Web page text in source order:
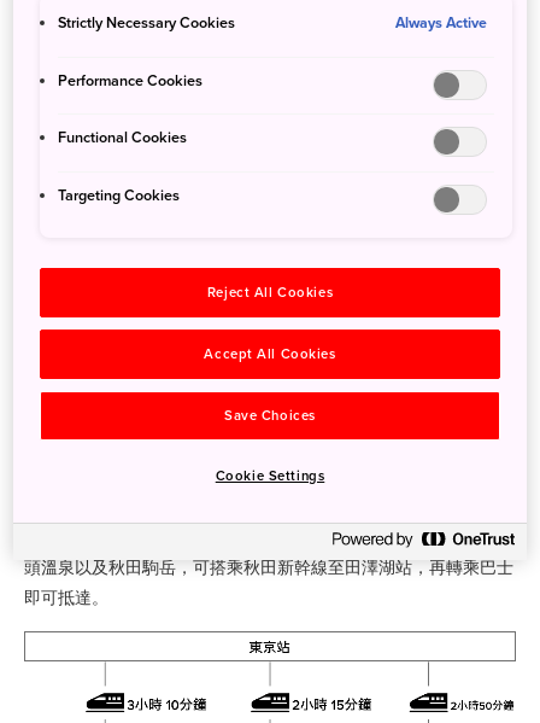
十和田八幡平國家公園位於日本東北地區的北部，遊客能在此享受
森林健行之旅、鄉村溫泉浴和以秋色聞名的壯麗景觀。這座公園橫
跨青森、秋田和岩手等三縣。十和田湖以及八甲田連山位於北側，
而八幡平山則坐落於南側。雖然搭乘公共交通工具可以抵達園內許
從東京出發
若要造訪十和田湖和八甲田連山區域，最快的方式為搭乘東北新幹
線，僅需 3 小時 10 分鐘左右即可抵達新青森站。接著再轉乘 JR
50 分鐘）之前，可以在八甲田纜車站（約 1 小時 15 分鐘）下車，
間，這班巴士會往返於新青森站和酸湯溫泉（位於八甲田連山的西
盛岡站，接著轉乘季節限定的巴士抵達八幡平的頂峰。若要遊覽乳
頭溫泉以及秋田駒岳，可搭乘秋田新幹線至田澤湖站，再轉乘巴士
即可抵達。
Strictly Necessary Cookies Always Active
Performance Cookies
Functional Cookies
Targeting Cookies
Reject All Cookies
Accept All Cookies
Save Choices
Cookie Settings